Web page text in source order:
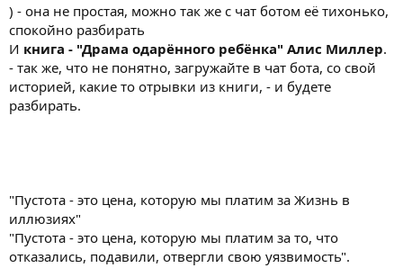
) - она не простая, можно так же с чат ботом её тихонько,
спокойно разбирать
И книга - "Драма одарённого ребёнка" Алис Миллер.
- так же, что не понятно, загружайте в чат бота, со свой
историей, какие то отрывки из книги, - и будете
разбирать.
"Пустота - это цена, которую мы платим за Жизнь в
иллюзиях"
"Пустота - это цена, которую мы платим за то, что
отказались, подавили, отвергли свою уязвимость".